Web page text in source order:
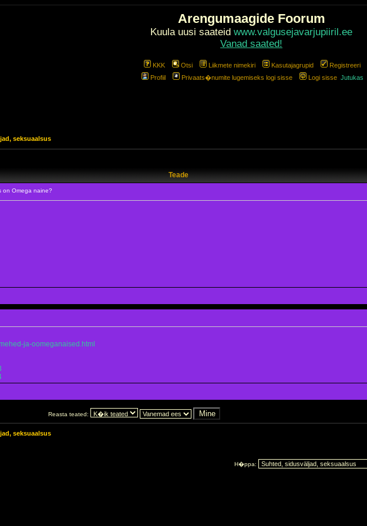
Arengumaagide Foorum
Kuula uusi saateid www.valgusejavarjupiiril.ee
Vanad saated!
KKK Otsi Liikmete nimekiri Kasutajagrupid
Registreeri
Profiil
Privaats�numite lugemiseks logi sisse Logi sisse Jutukas
seksuaalsus
Teade
on Omega naine?
ja-oomeganaised.html
Reasta teated:
seksuaalsus
H�ppa: